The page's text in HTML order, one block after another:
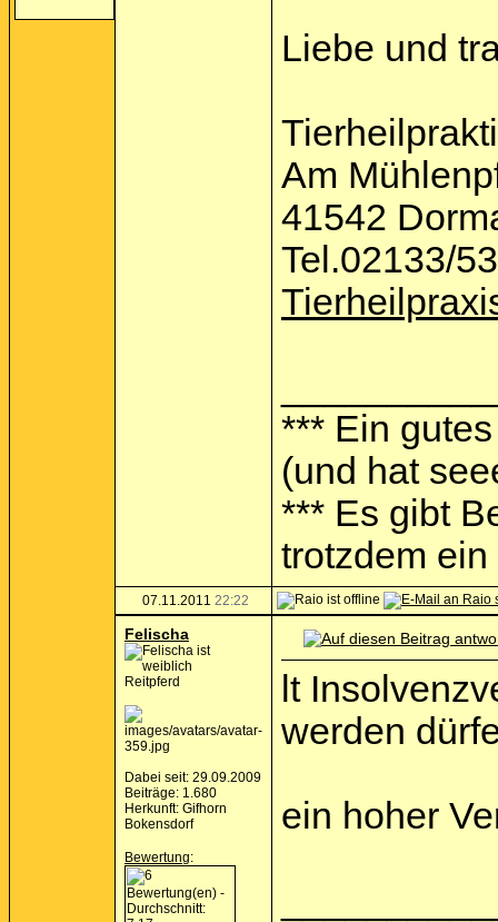
Liebe und
Am
41542
Tel.02133/
*** Ein
(und hat
*** Es gibt
trotzdem
07.11.2011 22:22
Felischa
Reitpferd
Dabei seit: 29.09.2009
Beiträge: 1.680
Herkunft: Gifhorn
Bokensdorf
Bewertung:
lt
werden
ein hoher